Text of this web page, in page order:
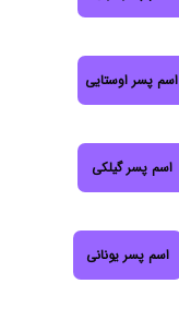
اسم پسر اوستایی
اسم پسر گیلکی
اسم پسر یونانی